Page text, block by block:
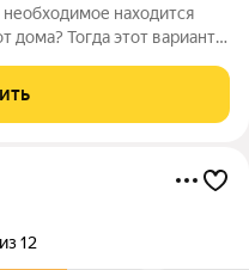
находится
дома? Тогда этот вариант
которая станет
12